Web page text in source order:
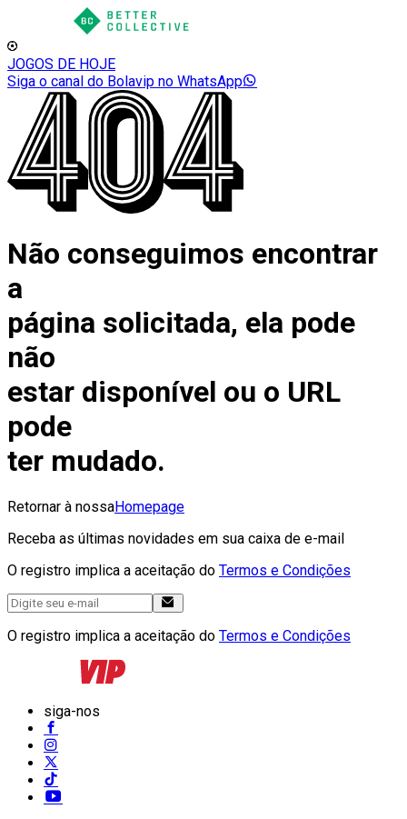
JOGOS DE HOJE
Siga o canal do Bolavip no WhatsApp
Não conseguimos encontrar
a
página solicitada, ela pode
não
estar disponível ou o URL
pode
ter mudado.
Retornar à nossaHomepage
Receba as últimas novidades em sua caixa de e-mail
O registro implica a aceitação do Termos e Condições
O registro implica a aceitação do Termos e Condições
siga-nos